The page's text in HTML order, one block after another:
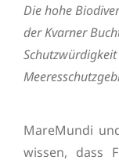
Die hohe
der Kvarner
MareMundi
wissen, dass